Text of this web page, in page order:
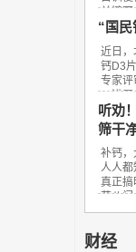
关键不
“国
近日
钙D3
专家评
一进
听劝
筛干
补钙，
人人都
真正搞
花八
财经